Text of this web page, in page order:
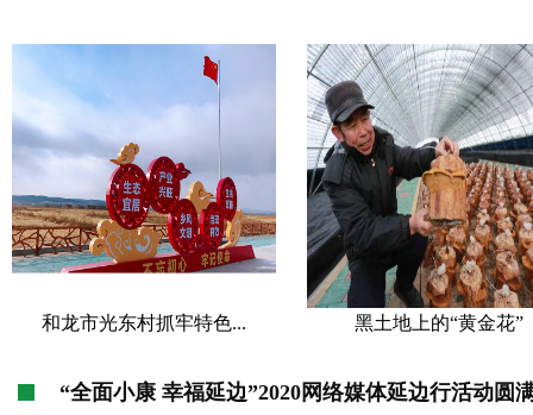
和龙市光东村抓牢特色... 黑土地上的“黄金花”
“全面小康 幸福延边”2020网络媒体延边行活动圆